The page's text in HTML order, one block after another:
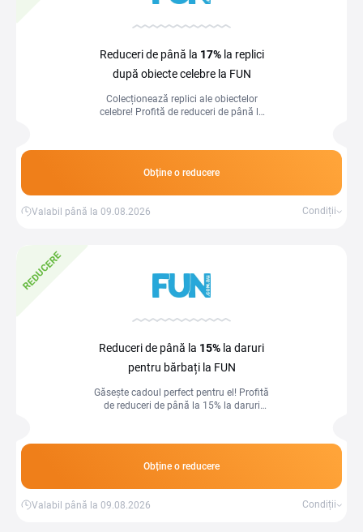
Reduceri de până la 17%la replici
după obiecte celebre la FUN
Colecționează replici ale obiectelor
celebre! Profită de reduceri de până la
Obține o reducere
Valabil până la 09.08.2026 Condiții
REDUCERE
Reduceri de până la 15% la daruri
pentru bărbați la FUN
Găsește cadoul perfect pentru el! Profită
de reduceri de până la 15% la daruri
Obține o reducere
Valabil până la 09.08.2026 Condiții